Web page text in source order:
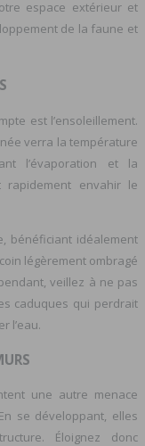
espace extérieur et
de la faune et
est l’ensoleillement.
verra la température
l’évaporation et la
rapidement envahir le
bénéficiant idéalement
légèrement ombragé
veillez à ne pas
caduques qui perdrait
l’eau.
une autre menace
se développant, elles
Éloignez donc